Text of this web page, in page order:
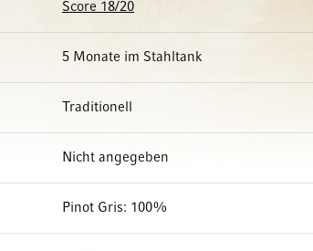
Score 18/20
5 Monate im Stahltank
Traditionell
Nicht angegeben
Pinot Gris: 100%